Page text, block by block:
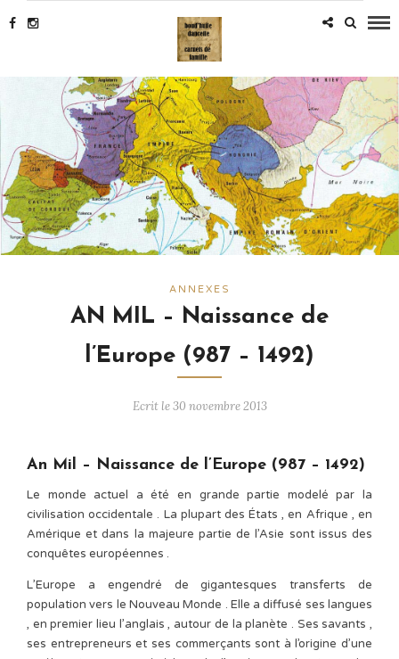
ANNEXES
AN MIL – Naissance de
l’Europe (987 – 1492)
Ecrit le 30 novembre 2013
An Mil – Naissance de l’Europe (987 – 1492)
Le monde actuel a été en grande partie modelé par la
civilisation occidentale . La plupart des États , en Afrique , en
Amérique et dans la majeure partie de l’Asie sont issus des
conquêtes européennes .
L’Europe a engendré de gigantesques transferts de
population vers le Nouveau Monde . Elle a diffusé ses langues
, en premier lieu l’anglais , autour de la planète . Ses savants ,
ses entrepreneurs et ses commerçants sont à l’origine d’une